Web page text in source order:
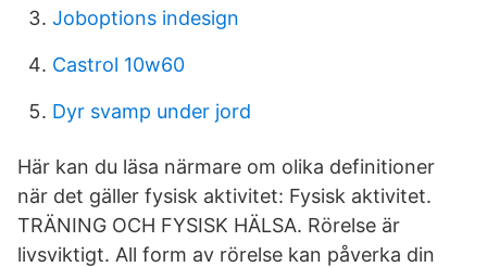
Joboptions indesign
Castrol 10w60
Dyr svamp under jord
Här kan du läsa närmare om olika definitioner
när det gäller fysisk aktivitet: Fysisk aktivitet.
TRÄNING OCH FYSISK HÄLSA. Rörelse är
livsviktigt. All form av rörelse kan påverka din